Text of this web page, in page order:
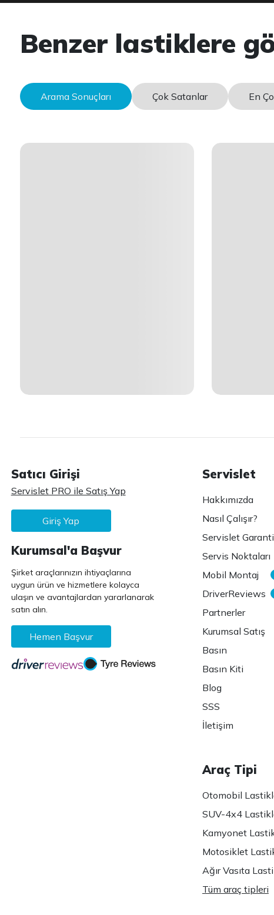
Benzer lastiklere
Arama Sonuçları Çok Satanlar En
Satıcı Girişi
Servislet PRO ile Satış Yap
Giriş Yap
Kurumsal'a Başvur
Şirket araçlarınızın ihtiyaçlarına
uygun ürün ve hizmetlere kolayca
ulaşın ve avantajlardan yararlanarak
satın alın.
Hemen Başvur
Servislet
Hakkımızda
Nasıl Çalışır?
Servislet
Servis Noktaları
Mobil Montaj
DriverReviews
Partnerler
Kurumsal Satış
Basın
Basın Kiti
Blog
SSS
İletişim
Araç Tipi
Otomobil
SUV-4x4
Kamyonet
Motosiklet
Ağır Vasıta
Tüm araç tipleri